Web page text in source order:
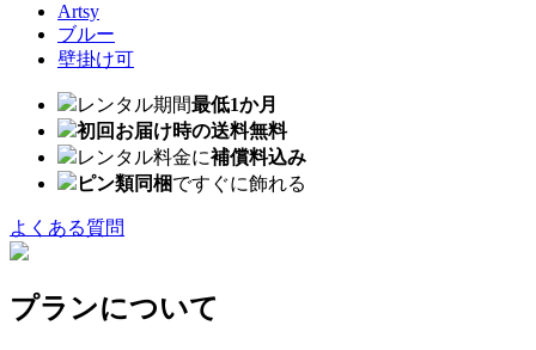
Artsy
ブルー
壁掛け可
レンタル期間最低1か月
初回お届け時の送料無料
レンタル料金に補償料込み
ピン類同梱ですぐに飾れる
よくある質問
プランについて